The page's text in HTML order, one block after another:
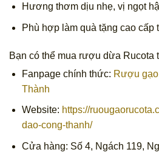
Hương thơm dịu nhẹ, vị ngọt
Phù hợp làm quà tặng cao cấp
Bạn có thể mua rượu dừa Rucota
Fanpage chính thức: Rượu
Thành
Website: https://
dao-cong-thanh/
Cửa hàng: Số 4, Ngách 119,